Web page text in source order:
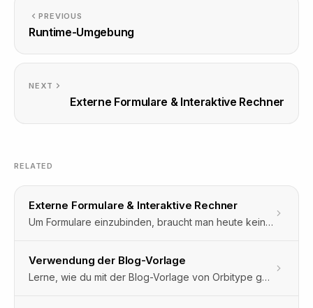
PREVIOUS
Runtime-Umgebung
NEXT
Externe Formulare & Interaktive Rechner
RELATED
Externe Formulare & Interaktive Rechner
Um Formulare einzubinden, braucht man heute keine eigene Software mehr zu installieren.
Verwendung der Blog-Vorlage
Lerne, wie du mit der Blog-Vorlage von Orbitype ganz einfach einen Blog erstellst und deine Leser begeisterst.